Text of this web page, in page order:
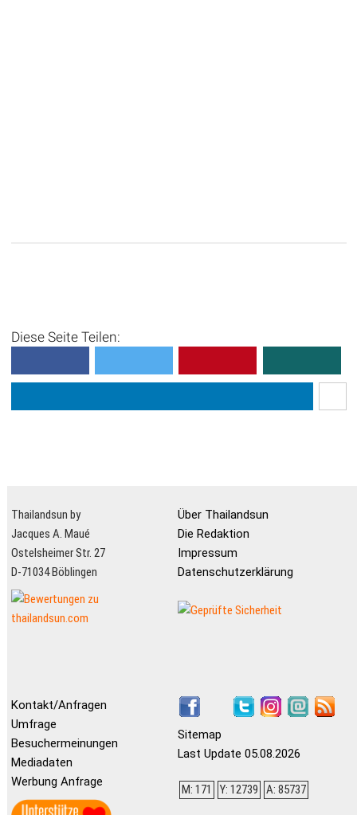
Diese Seite Teilen:
Thailandsun by
Jacques A. Maué
Ostelsheimer Str. 27
D-71034 Böblingen
Über Thailandsun
Die Redaktion
Impressum
Datenschutzerklärung
Kontakt/Anfragen
Umfrage
Besuchermeinungen
Mediadaten
Werbung Anfrage
Sitemap
Last Update 05.08.2026
M: 171 Y: 12739 A: 85737